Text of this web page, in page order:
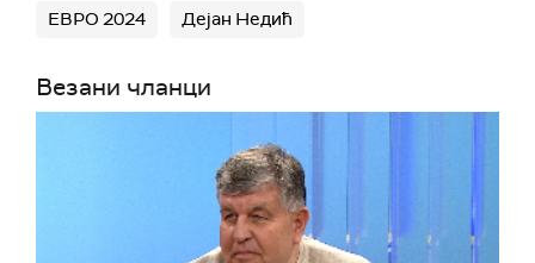
ЕВРО 2024 Дејан Недић
Везани чланци